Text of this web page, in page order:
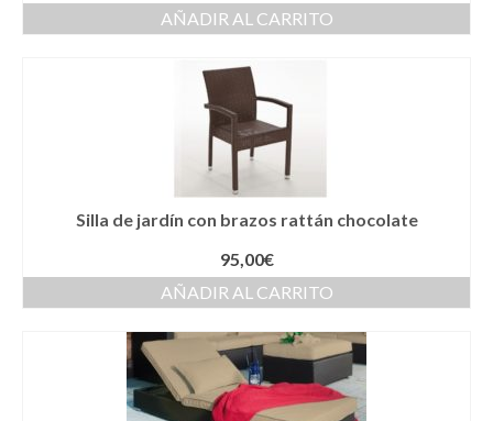
AÑADIR AL CARRITO
Silla de jardín con brazos rattán chocolate
95,00€
AÑADIR AL CARRITO